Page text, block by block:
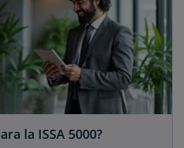
la ISSA 5000?